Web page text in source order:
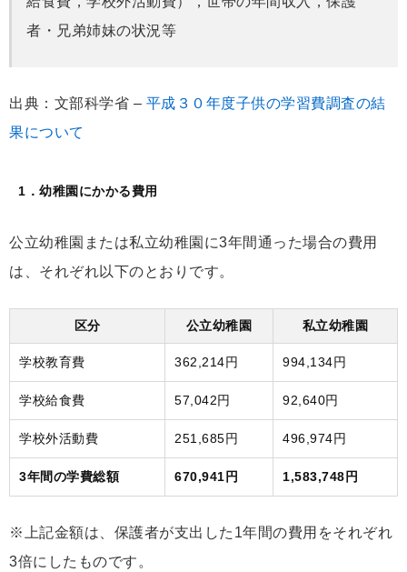
者・兄弟姉妹の状況等
出典：文部科学省 – 平成３０年度子供の学習費調査の結
果について
1．幼稚園にかかる費用
公立幼稚園または私立幼稚園に3年間通った場合の費用
は、それぞれ以下のとおりです。
区分 公立幼稚園 私立幼稚園
学校教育費 362,214円 994,134円
学校給食費 57,042円 92,640円
学校外活動費 251,685円 496,974円
3年間の学費総額 670,941円 1,583,748円
※上記金額は、保護者が支出した1年間の費用をそれぞれ
3倍にしたものです。